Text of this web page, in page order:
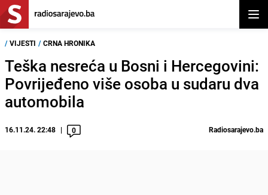
/ VIJESTI / CRNA HRONIKA
Teška nesreća u Bosni i Hercegovini:
Povrijeđeno više osoba u sudaru dva
automobila
16.11.24. 22:48 0 Radiosarajevo.ba